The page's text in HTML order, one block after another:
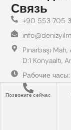
Связь
+90 553 705
Pınarbaşı
D:1 Konyaaltı,
Рабочие часы:
Пн - Пт: 09.00
Сб: 10.00 -
Позвоните сейчас